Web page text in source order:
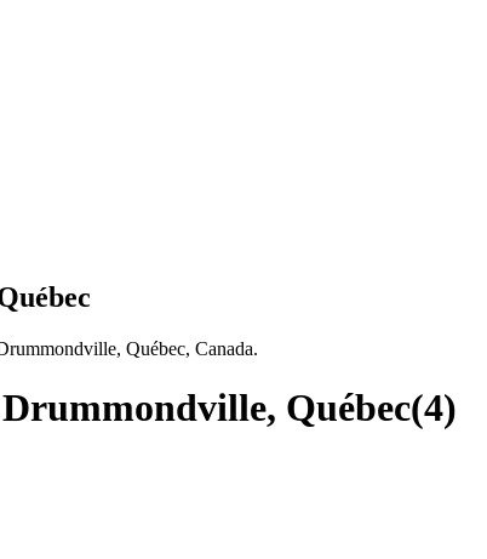
Québec, Canada.
Québec(4)